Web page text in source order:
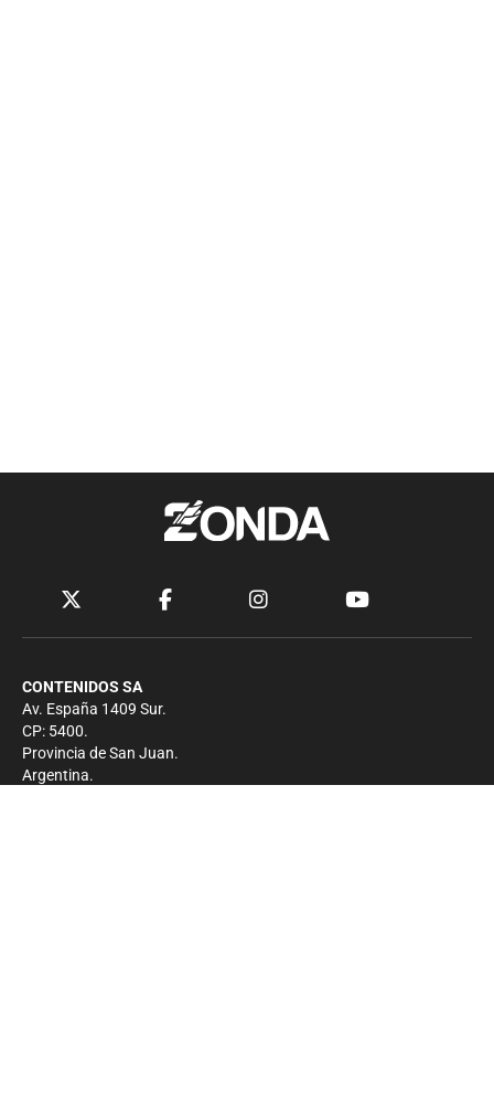
CONTENIDOS SA
Av. España 1409 Sur.
CP: 5400.
Provincia de San Juan.
Argentina.